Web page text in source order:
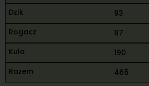
93
97
190
465